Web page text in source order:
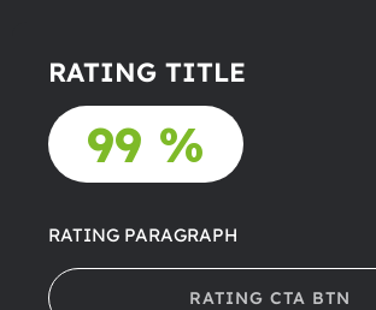
RATING TITLE
99 %
RATING PARAGRAPH
RATING CTA BTN